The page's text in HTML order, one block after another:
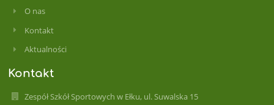
O nas
Kontakt
Aktualności
Kontakt
Zespół Szkół Sportowych w Ełku, ul. Suwalska 15